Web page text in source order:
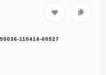
110414-00527